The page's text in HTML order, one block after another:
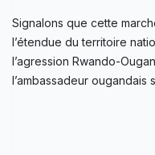
Signalons que cette
l’étendue du territoire
l’agression Rwando-
l’ambassadeur ougandais